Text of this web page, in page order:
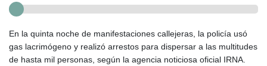
En la quinta noche de manifestaciones callejeras, la policía usó
gas lacrimógeno y realizó arrestos para dispersar a las multitudes
de hasta mil personas, según la agencia noticiosa oficial IRNA.